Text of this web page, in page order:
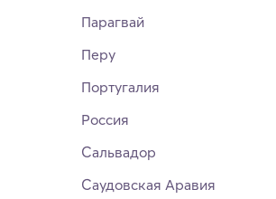
Парагвай
Перу
Португалия
Россия
Сальвадор
Саудовская Аравия